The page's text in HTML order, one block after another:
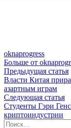
oknaprogress
Больше от
Навигация
по
записям
Предыдущая статья
Власти Китая
азартным играм
Следующая статья
Студенты Гэри
криптоиндустрии
Найти: